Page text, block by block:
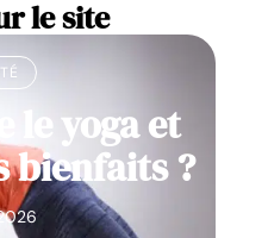
le site
le yoga et
bienfaits ?